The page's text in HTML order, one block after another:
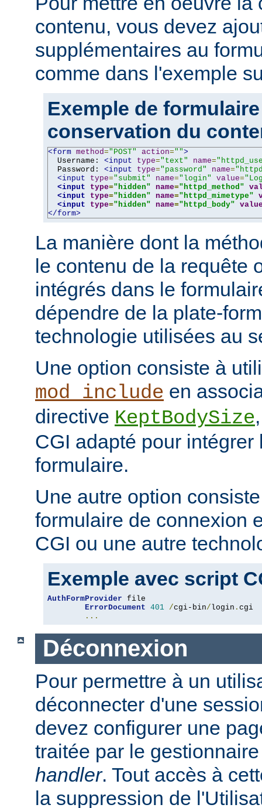
contenu, vous devez
supplémentaires au
comme dans l'exemple
Exemple de
conservation du
<form method="POST" action="">
  Username:
<input type="text" name=
  Password:
<input type="password" name=
<input
type="submit" name="login" value=
<input
type="hidden" name="httpd_method"
<input
type="hidden" name="httpd_mimetype"
<input
type="hidden" name="httpd_body"
</form>
La manière dont la
le contenu de la requête
intégrés dans le
dépendre de la plate-
technologie utilisées au
Une option consiste à
mod_include en
directive KeptBodySize
CGI adapté pour
formulaire.
Une autre option
formulaire de connexion
CGI ou une autre
Exemple avec script
AuthFormProvider file
ErrorDocument 401 /cgi-bin/login . cgi
...
Déconnexion
Pour permettre à un
déconnecter d'une
devez configurer une
traitée par le
handler. Tout accès à
la suppression de